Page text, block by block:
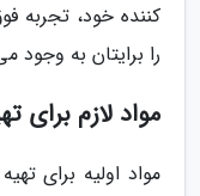
کننده خود، تجربه
را برایتان به وجود
مواد لازم برای
مواد اولیه برای